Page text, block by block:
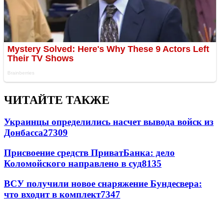
ЧИТАЙТЕ ТАКЖЕ
Украинцы определились насчет вывода войск из
Донбасса27309
Присвоение средств ПриватБанка: дело
Коломойского направлено в суд8135
ВСУ получили новое снаряжение Бундесвера:
что входит в комплект7347